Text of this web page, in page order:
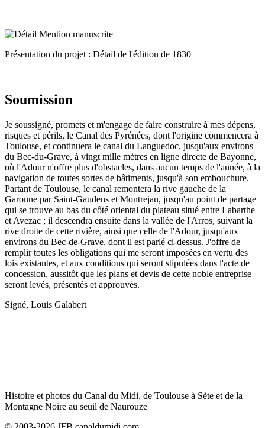
Présentation du projet : Détail de l'édition de 1830
Soumission
Je soussigné, promets et m'engage de faire construire à mes dépens,
risques et périls, le Canal des Pyrénées, dont l'origine commencera à
Toulouse, et continuera le canal du Languedoc, jusqu'aux environs
du Bec-du-Grave, à vingt mille mètres en ligne directe de Bayonne,
où l'Adour n'offre plus d'obstacles, dans aucun temps de l'année, à la
navigation de toutes sortes de bâtiments, jusqu'à son embouchure.
Partant de Toulouse, le canal remontera la rive gauche de la
Garonne par Saint-Gaudens et Montrejau, jusqu'au point de partage
qui se trouve au bas du côté oriental du plateau situé entre Labarthe
et Avezac ; il descendra ensuite dans la vallée de l'Arros, suivant la
rive droite de cette rivière, ainsi que celle de l'Adour, jusqu'aux
environs du Bec-de-Grave, dont il est parlé ci-dessus. J'offre de
remplir toutes les obligations qui me seront imposées en vertu des
lois existantes, et aux conditions qui seront stipulées dans l'acte de
concession, aussitôt que les plans et devis de cette noble entreprise
seront levés, présentés et approuvés.
Signé, Louis Galabert
Histoire et photos du Canal du Midi, de Toulouse à Sète et de la
Montagne Noire au seuil de Naurouze